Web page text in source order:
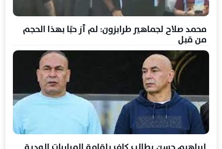
محمد صلاح لجماهير طرابزون: لم أرَ حبًا بهذا الحجم
من قبل